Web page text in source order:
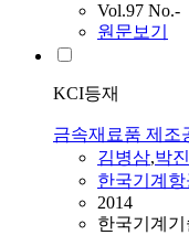
Vol.97 No.-
원문보기
KCI등재
금속재료품 제조
김병삼,박
한국기계
2014
한국기계기